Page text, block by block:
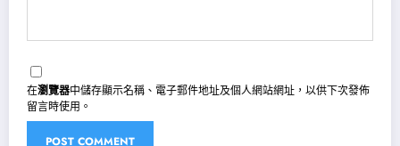
在瀏覽器中儲存顯示名稱、電子郵件地址及個人網站網址，以供下次發佈
留言時使用。